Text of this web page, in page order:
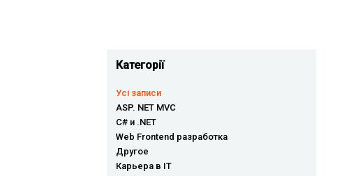
Категорії
Усі записи
ASP. NET MVC
C# и .NET
Web Frontend разработка
Другое
Карьера в IT